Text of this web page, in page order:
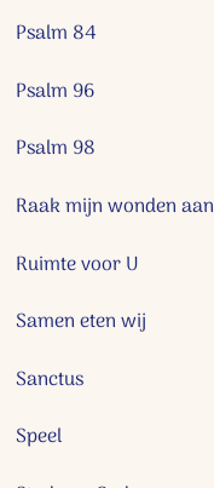
Psalm 84
Psalm 96
Psalm 98
Raak mijn wonden aan
Ruimte voor U
Samen eten wij
Sanctus
Speel